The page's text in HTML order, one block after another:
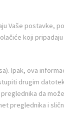
prikupljaju
bolje
putem
vašeg
vaše
Nakon što
Vaše postavke,
koji
Ipak, ova
drugim
da
preglednika i